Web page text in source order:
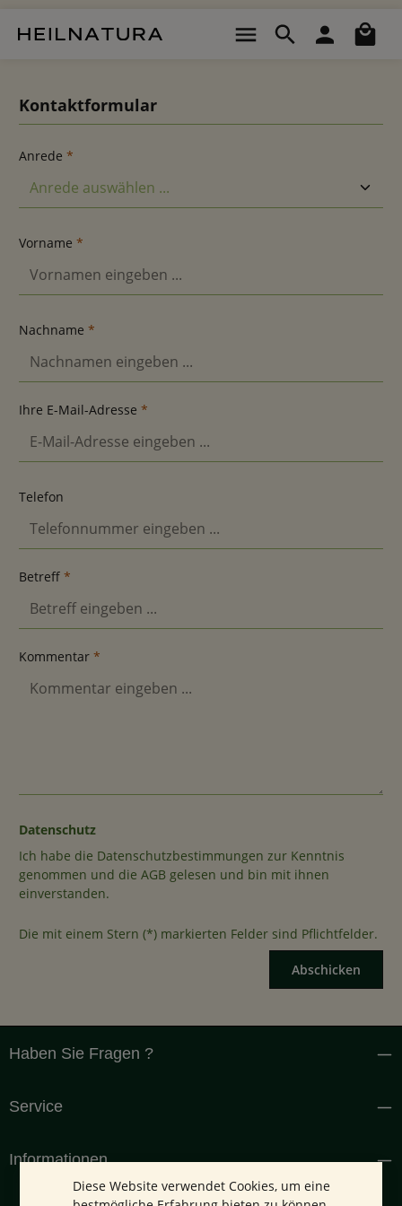
Kontaktformular
Anrede *
Vorname *
Nachname *
Ihre E-Mail-Adresse *
Telefon
Betreff *
Kommentar *
Datenschutz
Ich habe die Datenschutzbestimmungen zur Kenntnis
genommen und die AGB gelesen und bin mit ihnen
einverstanden.
Die mit einem Stern (*) markierten Felder sind Pflichtfelder.
Abschicken
Haben Sie Fragen ?
Service
Informationen
Diese Website verwendet Cookies, um eine